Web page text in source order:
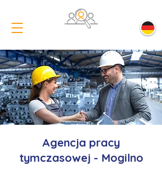
Agencja pracy
tymczasowej - Mogilno